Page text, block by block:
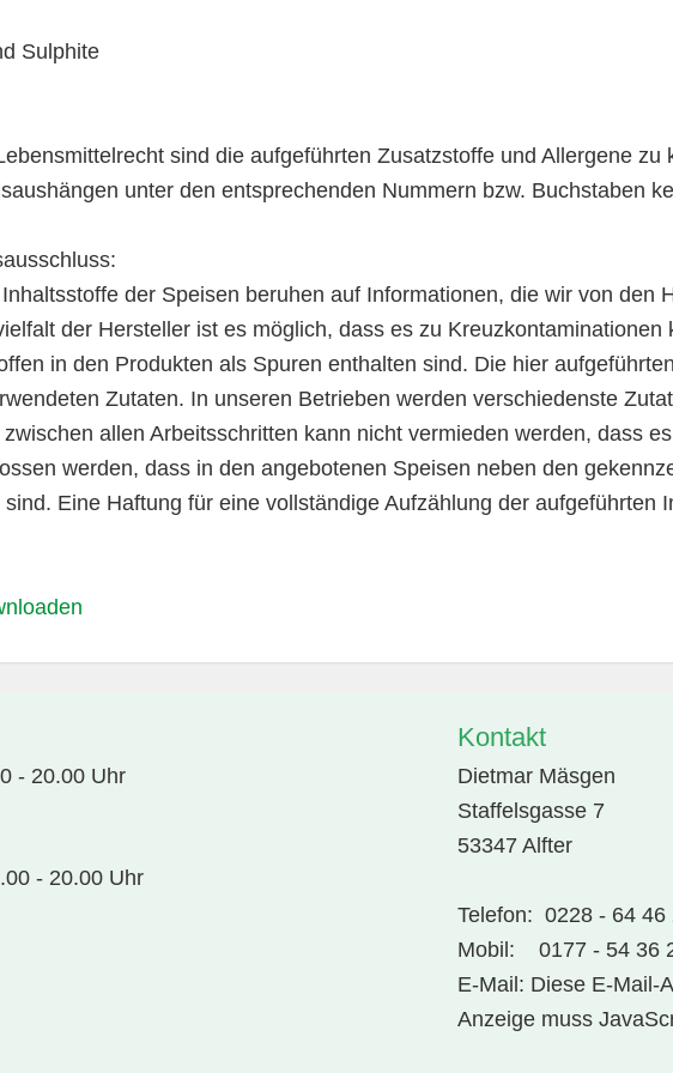
Sulphite
sind die aufgeführten Zusatzstoffe und Allergene
unter den entsprechenden Nummern bzw. Buchstaben
der Speisen beruhen auf Informationen, die wir von den
der Hersteller ist es möglich, dass es zu
in den Produkten als Spuren enthalten sind. Die hier
Zutaten. In unseren Betrieben werden verschiedenste
allen Arbeitsschritten kann nicht vermieden werden, dass
werden, dass in den angebotenen Speisen neben den
Eine Haftung für eine vollständige Aufzählung der aufgeführten
- 20.00 Uhr
- 20.00 Uhr
Kontakt
Dietmar Mäsgen
Staffelsgasse 7
53347 Alfter
Telefon: 0228 - 64 46
Mobil: 0177 - 54 36
E-Mail: Diese E-Mail-
Anzeige muss